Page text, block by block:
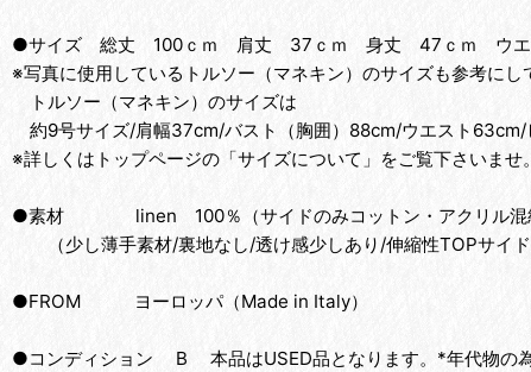
●サイズ 総丈 100ｃｍ 肩丈 37ｃｍ 身丈 47ｃｍ ウエス
※写真に使用しているトルソー（マネキン）のサイズも参考にし
トルソー（マネキン）のサイズは
約9号サイズ/肩幅37cm/バスト（胸囲）88cm/ウエスト63cm/
※詳しくはトップページの「サイズについて」をご覧下さいませ。
●素材 linen 100％（サイドのみコットン・アクリル混紡
（少し薄手素材/裏地なし/透け感少しあり/伸縮性TOPサイド
●FROM ヨーロッパ（Made in Italy）
●コンディション B 本品はUSED品となります。*年代物の為